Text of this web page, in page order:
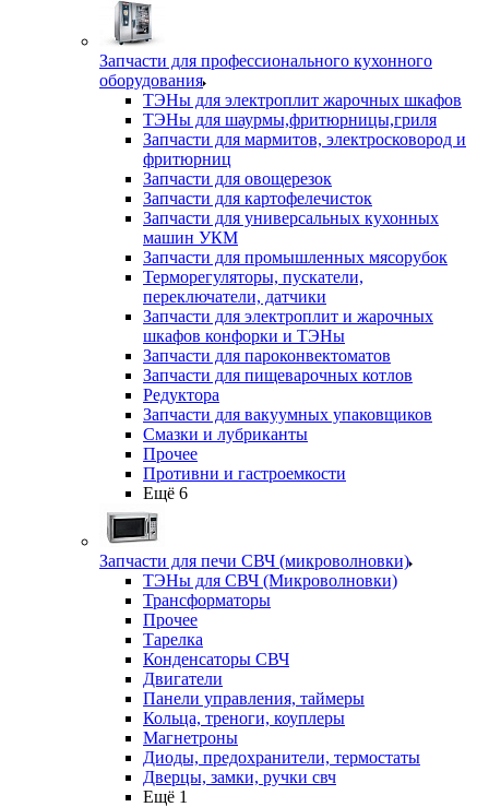
Запчасти для профессионального кухонного
оборудования
ТЭНы для электроплит жарочных шкафов
ТЭНы для шаурмы,фритюрницы,гриля
Запчасти для мармитов, электросковород и
фритюрниц
Запчасти для овощерезок
Запчасти для картофелечисток
Запчасти для универсальных кухонных
машин УКМ
Запчасти для промышленных мясорубок
Терморегуляторы, пускатели,
переключатели, датчики
Запчасти для электроплит и жарочных
шкафов конфорки и ТЭНы
Запчасти для пароконвектоматов
Запчасти для пищеварочных котлов
Редуктора
Запчасти для вакуумных упаковщиков
Смазки и лубриканты
Прочее
Противни и гастроемкости
Ещё 6
Запчасти для печи СВЧ (микроволновки)
ТЭНы для СВЧ (Микроволновки)
Трансформаторы
Прочее
Тарелка
Конденсаторы СВЧ
Двигатели
Панели управления, таймеры
Кольца, треноги, коуплеры
Магнетроны
Диоды, предохранители, термостаты
Дверцы, замки, ручки свч
Ещё 1